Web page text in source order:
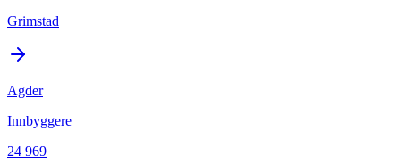
Grimstad
Agder
Innbyggere
24 969